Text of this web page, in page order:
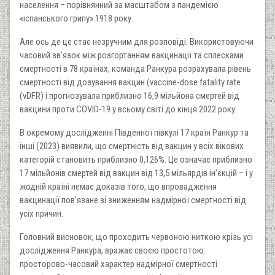
населення – порівнянний за масштабом з пандемією
«іспанського грипу» 1918 року.
Але ось де це стає незручним для розповіді. Використовуючи
часовий зв'язок між розгортанням вакцинації та сплесками
смертності в 78 країнах, команда Ранкура розрахувала рівень
смертності від дозування вакцин (vaccine-dose fatality rate
(vDFR) і прогнозувала приблизно 16,9 мільйона смертей від
вакцини проти COVID-19 у всьому світі до кінця 2022 року.
В окремому дослідженні Південної півкулі 17 країн Ранкур та
інші (2023) виявили, що смертність від вакцин у всіх вікових
категорій становить приблизно 0,126%. Це означає приблизно
17 мільйонів смертей від вакцин від 13,5 мільярдів ін'єкцій – і у
жодній країні немає доказів того, що впровадження
вакцинації пов’язане зі зниженням надмірної смертності від
усіх причин.
Головний висновок, що проходить червоною ниткою крізь усі
дослідження Ранкура, вражає своєю простотою:
просторово-часовий характер надмірної смертності